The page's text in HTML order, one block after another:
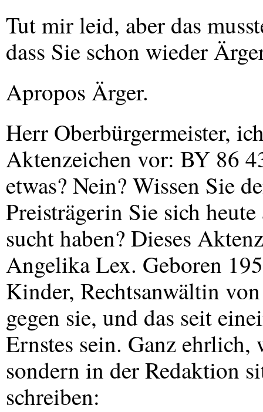
Tut mir leid, aber das
dass Sie schon wieder
Apropos Ärger.
Herr Oberbürgermeister,
Aktenzeichen vor: BY 86
etwas? Nein? Wissen Sie
Preisträgerin Sie sich heute
sucht haben? Dieses
Angelika Lex. Geboren
Kinder, Rechtsanwältin
gegen sie, und das seit
Ernstes sein. Ganz
sondern in der Redaktion
schreiben: